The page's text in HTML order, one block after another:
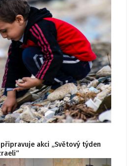
akci „Světový týden